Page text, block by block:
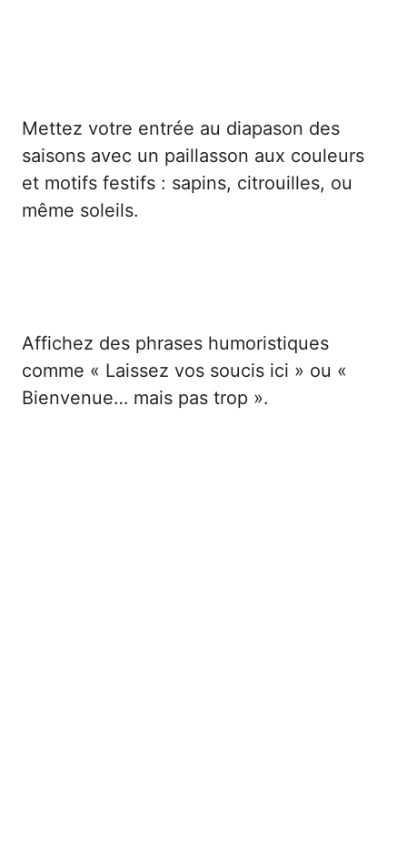
Mettez votre entrée au diapason des
saisons avec un paillasson aux couleurs
et motifs festifs : sapins, citrouilles, ou
même soleils.
Affichez des phrases humoristiques
comme « Laissez vos soucis ici » ou «
Bienvenue… mais pas trop ».